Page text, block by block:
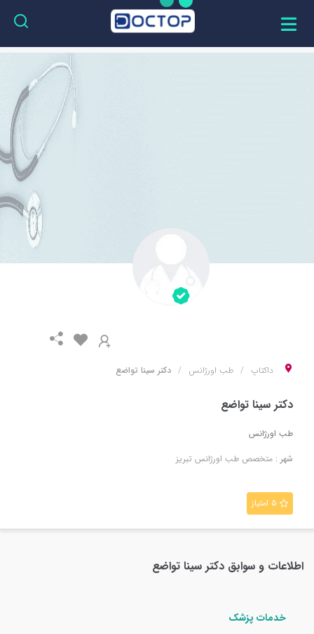
داکتاپ طب اورژانس دکتر سینا تواضع
دکتر سینا تواضع
طب اورژانس
شهر : متخصص طب اورژانس تبریز
۵ امتیاز
اطلاعات و سوابق دکتر سینا تواضع
خدمات پزشک